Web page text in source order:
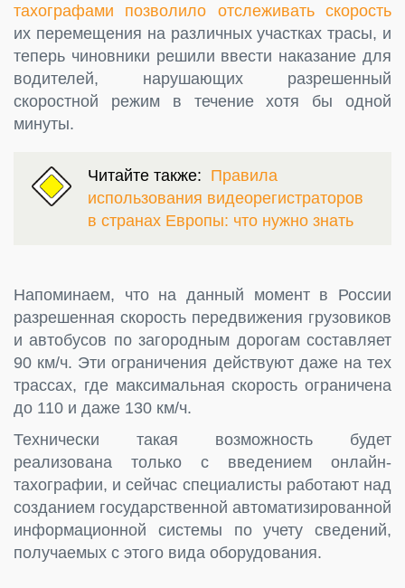
тахографами позволило отслеживать скорость
их перемещения на различных участках трасы, и
теперь чиновники решили ввести наказание для
водителей, нарушающих разрешенный
скоростной режим в течение хотя бы одной
минуты.
Читайте также: Правила
использования видеорегистраторов
в странах Европы: что нужно знать
Напоминаем, что на данный момент в России
разрешенная скорость передвижения грузовиков
и автобусов по загородным дорогам составляет
90 км/ч. Эти ограничения действуют даже на тех
трассах, где максимальная скорость ограничена
до 110 и даже 130 км/ч.
Технически такая возможность будет
реализована только с введением онлайн-
тахографии, и сейчас специалисты работают над
созданием государственной автоматизированной
информационной системы по учету сведений,
получаемых с этого вида оборудования.